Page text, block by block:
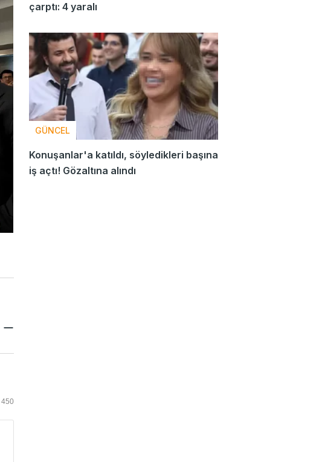
450
çarptı: 4 yaralı
GÜNCEL
Konuşanlar'a katıldı, söyledikleri başına
iş açtı! Gözaltına alındı